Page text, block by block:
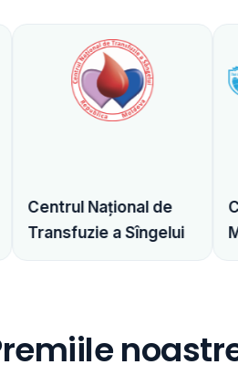
de
Sîngelui
Centrul
Municipal